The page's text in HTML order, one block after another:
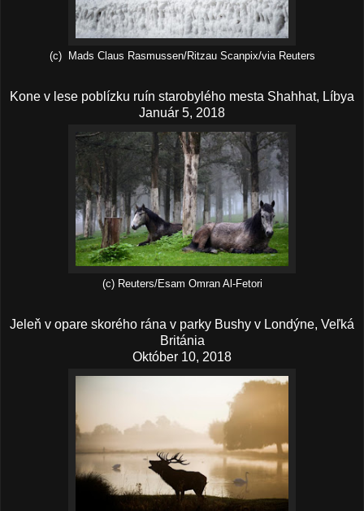
(c) Mads Claus Rasmussen/Ritzau Scanpix/via Reuters
Kone v lese poblízku ruín starobylého mesta Shahhat, Líbya
Január 5, 2018
(c) Reuters/Esam Omran Al-Fetori
Jeleň v opare skorého rána v parky Bushy v Londýne, Veľká
Británia
Október 10, 2018